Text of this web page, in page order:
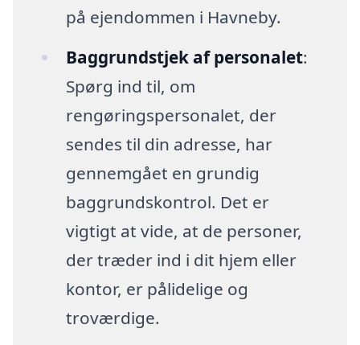
på ejendommen i Havneby.
Baggrundstjek af personalet:
Spørg ind til, om
rengøringspersonalet, der
sendes til din adresse, har
gennemgået en grundig
baggrundskontrol. Det er
vigtigt at vide, at de personer,
der træder ind i dit hjem eller
kontor, er pålidelige og
troværdige.